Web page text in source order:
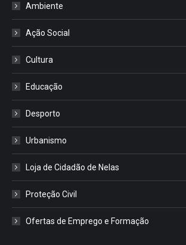
Ambiente
Ação Social
Cultura
Educação
Desporto
Urbanismo
Loja de Cidadão de Nelas
Proteção Civil
Ofertas de Emprego e Formação